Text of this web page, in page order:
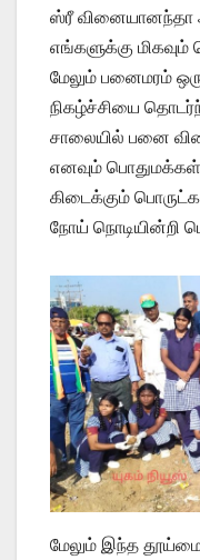
ஸ்ரீ வினையானந்தா
எங்களுக்கு
மேலும் பனைமரம்
நிகழ்ச்சியை
சாலையில் பனை
எனவும் பொதுமக்கள்
கிடைக்கும்
நோய் நொடியின்றி
மேலும் இந்த